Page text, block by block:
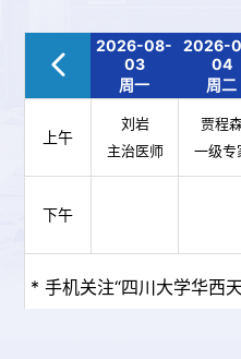
2026-08-
03
周一
2026-
04
周二
上午
刘岩
主治医师
贾程
一级专
下午
* 手机关注“四川大学华西